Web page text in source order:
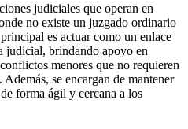
judiciales que operan en
no existe un juzgado ordinario
es actuar como un enlace
judicial, brindando apoyo en
menores que no requieren
se encargan de mantener
forma ágil y cercana a los